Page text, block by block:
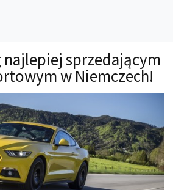
najlepiej sprzedającym
w Niemczech!